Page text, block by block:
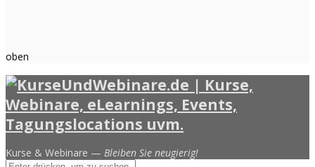
oben
Kurse & Webinare — Bleiben Sie neugierig!